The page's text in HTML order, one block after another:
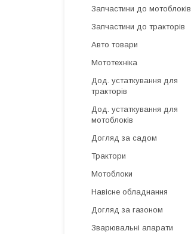
Запчастини до мотоблоків
Запчастини до тракторів
Авто товари
Мототехніка
Дод. устаткування для
тракторів
Дод. устаткування для
мотоблоків
Догляд за садом
Трактори
Мотоблоки
Навісне обладнання
Догляд за газоном
Зварювальні апарати